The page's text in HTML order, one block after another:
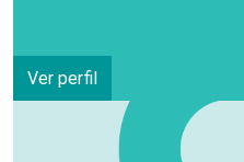
Ver perfil